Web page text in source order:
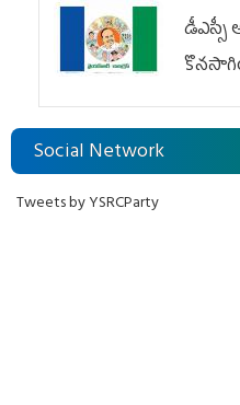
డీఎస్సీ
Social Network
Tweets by YSRCParty